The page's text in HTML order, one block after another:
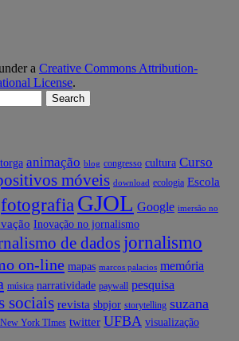
a Creative Commons Attribution-
License.
animação blog congresso cultura Curso
móveis download ecologia Escola
fotografia GJOL Google imersão no
Inovação no jornalismo
de dados jornalismo
on-line mapas marcos palacios memória
música narratividade paywall pesquisa
sociais revista sbpjor storytelling suzana
York TImes twitter UFBA visualização